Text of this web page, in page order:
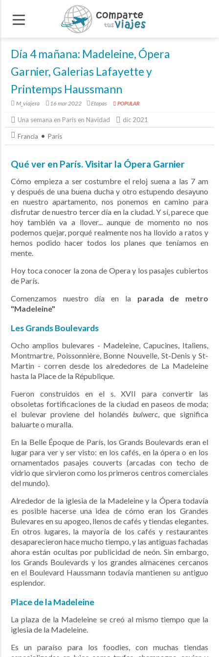
Día 4 mañana: Madeleine, Ópera
Garnier, Galerias Lafayette y
Printemps Haussmann
M_viajera 16 mar 2022 Etapas POPULAR
Una semana en París en Navidad dic 2021
Francia París
Qué ver en París. Visitar la Ópera Garnier
Cómo empieza a ser costumbre el reloj suena a las 7 am
y después de una buena ducha y otro estupendo desayuno
en nuestro apartamento, nos ponemos en camino para
disfrutar de nuestro tercer día en la ciudad. Y sí, parece que
hoy también va a llover... aunque de momento no nos
podemos quejar, porqué realmente nos ha llovido a ratos y
hemos podido hacer todos los planes que teníamos en
mente.
Hoy toca conocer la zona de Opera y los pasajes cubiertos
de París.
Comenzamos nuestro día en la parada de metro
"Madeleine"
Les Grands Boulevards
Ocho amplios bulevares - Madeleine, Capucines, Italiens,
Montmartre, Poissonnière, Bonne Nouvelle, St-Denis y St-
Martin - corren desde los alrededores de La Madeleine
hasta la Place de la République.
Fueron construidos en el s. XVII para convertir las
obsoletas fortificaciones de la ciudad en paseos de moda;
el bulevar proviene del holandés bulwerc, que significa
baluarte o muralla.
En la Belle Époque de París, los Grands Boulevards eran el
lugar para ver y ser visto: en los cafés, en la ópera o en los
ornamentados pasajes couverts (arcadas con techo de
vidrio que sirvieron como los primeros centros comerciales
del mundo).
Alrededor de la iglesia de la Madeleine y la Ópera todavía
es posible hacerse una idea de cómo eran los Grandes
Bulevares en su apogeo, llenos de cafés y tiendas elegantes.
En otros lugares, la mayoría de los cafés y restaurantes
desaparecieron hace mucho tiempo, y las antiguas fachadas
ahora están ocultas por publicidad de neón. Sin embargo,
los Grands Boulevards y los grandes almacenes cercanos
en el Boulevard Haussmann todavía mantienen su antiguo
esplendor.
Place de la Madeleine
La plaza de la Madeleine se creó al mismo tiempo que la
iglesia de la Madeleine.
Es un paraíso para los foodies, con muchas tiendas